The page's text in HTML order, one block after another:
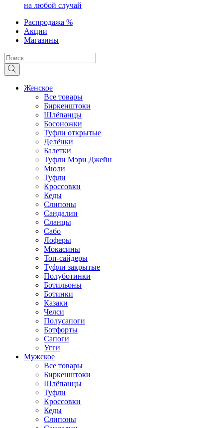
на любой случай
Распродажа %
Акции
Магазины
Женское
Все товары
Биркенштоки
Шлёпанцы
Босоножки
Туфли открытые
Делёнки
Балетки
Туфли Мэри Джейн
Мюли
Туфли
Кроссовки
Кеды
Слипоны
Сандалии
Сланцы
Сабо
Лоферы
Мокасины
Топ-сайдеры
Туфли закрытые
Полуботинки
Ботильоны
Ботинки
Казаки
Челси
Полусапоги
Ботфорты
Сапоги
Угги
Мужское
Все товары
Биркенштоки
Шлёпанцы
Туфли
Кроссовки
Кеды
Слипоны